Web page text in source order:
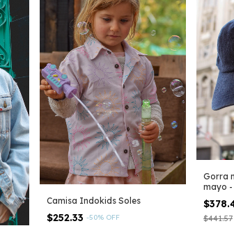
Camisa Indokids Soles
$252.33 -50% OFF
Gorra
mayo -
$441.57